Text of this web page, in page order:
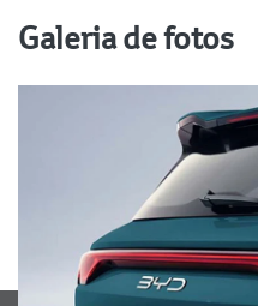
Galeria de fotos